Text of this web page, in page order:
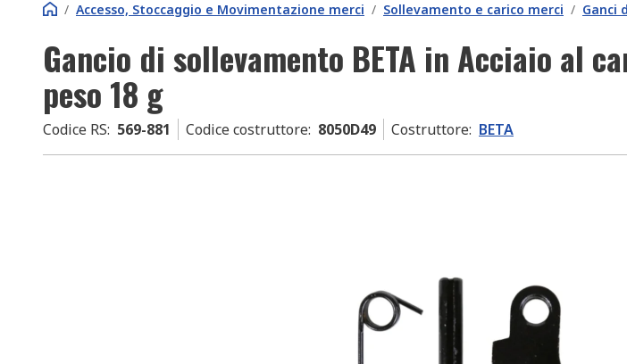
/ Accesso, Stoccaggio e Movimentazione merci / Sollevamento e carico merci / Ganci
Gancio di sollevamento BETA in Acciaio al
peso 18 g
Codice RS: 569-881 Codice costruttore: 8050D49 Costruttore: BETA